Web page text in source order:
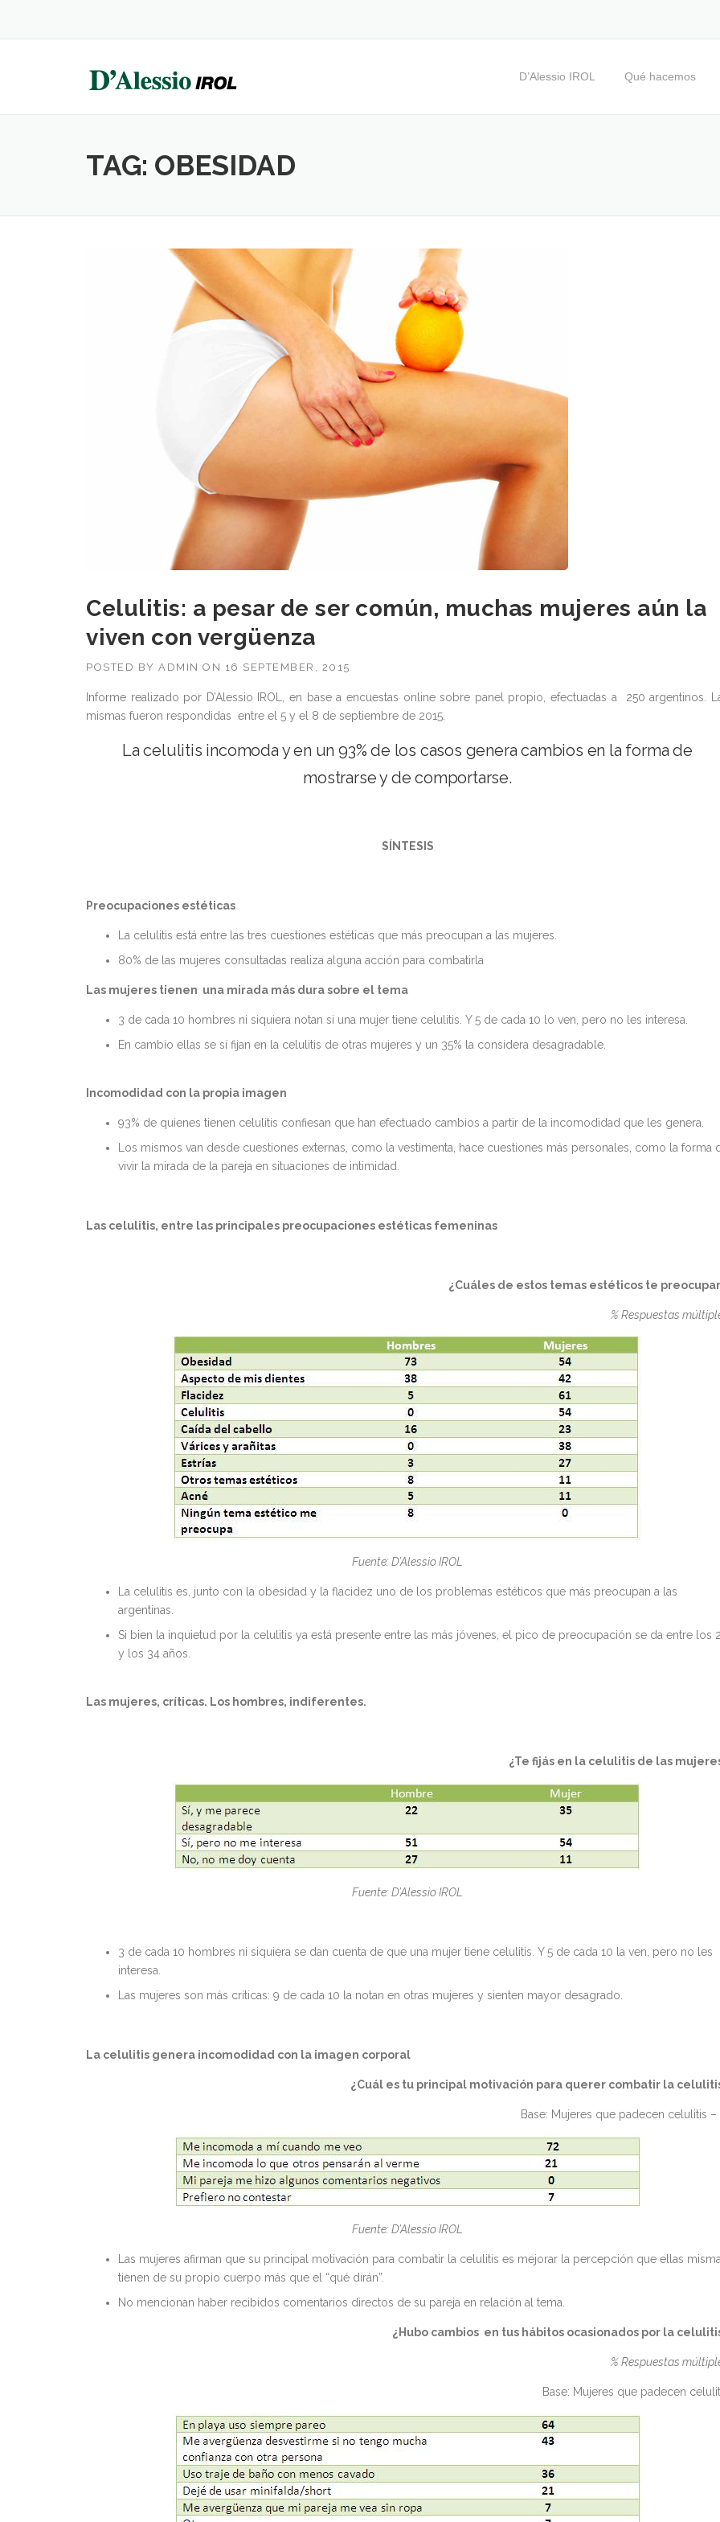
D’Alessio IROL Qué hacemos
TAG: OBESIDAD
Celulitis: a pesar de ser común, muchas mujeres aún la
viven con vergüenza
POSTED BY ADMIN ON 16 SEPTEMBER, 2015
Informe realizado por D’Alessio IROL, en base a encuestas online sobre panel propio, efectuadas a 250 argentinos.
mismas fueron respondidas entre el 5 y el 8 de septiembre de 2015.
La celulitis incomoda y en un 93% de los casos genera cambios en la forma de
mostrarse y de comportarse.
SÍNTESIS
Preocupaciones estéticas
La celulitis está entre las tres cuestiones estéticas que más preocupan a las mujeres.
80% de las mujeres consultadas realiza alguna acción para combatirla
Las mujeres tienen una mirada más dura sobre el tema
3 de cada 10 hombres ni siquiera notan si una mujer tiene celulitis. Y 5 de cada 10 lo ven, pero no les interesa.
En cambio ellas se sí fijan en la celulitis de otras mujeres y un 35% la considera desagradable.
Incomodidad con la propia imagen
93% de quienes tienen celulitis confiesan que han efectuado cambios a partir de la incomodidad que les genera.
Los mismos van desde cuestiones externas, como la vestimenta, hace cuestiones más personales, como la forma
vivir la mirada de la pareja en situaciones de intimidad.
Las celulitis, entre las principales preocupaciones estéticas femeninas
¿Cuáles de estos temas estéticos te
% Respuestas
Fuente: D’Alessio IROL
La celulitis es, junto con la obesidad y la flacidez uno de los problemas estéticos que más preocupan a las
argentinas.
Si bien la inquietud por la celulitis ya está presente entre las más jóvenes, el pico de preocupación se da entre los
y los 34 años.
Las mujeres, críticas. Los hombres, indiferentes.
¿Te fijás en la celulitis de las
Fuente: D’Alessio IROL
3 de cada 10 hombres ni siquiera se dan cuenta de que una mujer tiene celulitis. Y 5 de cada 10 la ven, pero no les
interesa.
Las mujeres son más críticas: 9 de cada 10 la notan en otras mujeres y sienten mayor desagrado.
La celulitis genera incomodidad con la imagen corporal
¿Cuál es tu principal motivación para querer combatir la
Base: Mujeres que padecen celulitis –
Fuente: D’Alessio IROL
Las mujeres afirman que su principal motivación para combatir la celulitis es mejorar la percepción que ellas
tienen de su propio cuerpo más que el “qué dirán”.
No mencionan haber recibidos comentarios directos de su pareja en relación al tema.
¿Hubo cambios en tus hábitos ocasionados por la
% Respuestas
Base: Mujeres que padecen